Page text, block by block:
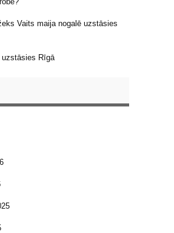
Vaits maija nogalē uzstāsies
Rīgā